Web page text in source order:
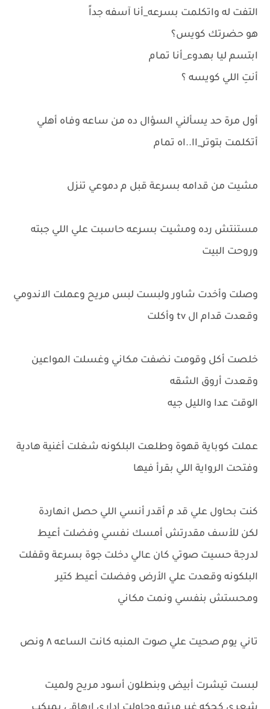
التفت له واتكلمت بسرعه_أنا آسفه جداً
هو حضرتك كويس؟
ابتسم ليا بهدوء_أنا تمام
أنتِ اللي كويسه ؟
أول مرة حد يسألني السؤال ده من ساعه وفاه أهلي
أتكلمت بتوتر_اا..اه تمام
مشيت من قدامه بسرعة قبل م دموعي تنزل
مستنتش رده ومشيت بسرعه حاسبت علي اللي جبته
وروحت البيت
وصلت وأخدت شاور ولبست لبس مريح وعملت الاندومي
وقعدت قدام ال tv وأكلت
خلصت أكل وقومت نضفت مكاني وغسلت المواعين
وقعدت أروق الشقه
الوقت عدا والليل جيه
عملت كوباية قهوة وطلعت البلكونه شغلت أغنية هادية
وفتحت الرواية اللي بقرأ فيها
كنت بحاول علي قد م أقدر أنسي اللي حصل انهاردة
لكن للأسف مقدرتش أمسك نفسي وفضلت أعيط
لدرجة حسيت صوتي كان عالي دخلت جوة بسرعة وقفلت
البلكونه وقعدت علي الأرض وفضلت أعيط كتير
ومحستش بنفسي ونمت مكاني
تاني يوم صحيت علي صوت المنبه كانت الساعه ٨ ونص
لبست تيشرت أبيض وبنطلون أسود مريح ولميت